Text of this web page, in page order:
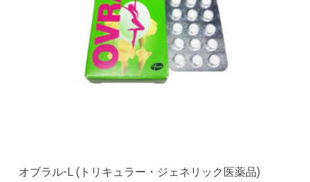
オブラル-L (トリキュラー・ジェネリック医薬品)